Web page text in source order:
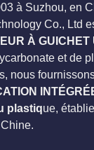
à Suzhou, en
Co., Ltd
À GUICHET
et de
nous
plastique,